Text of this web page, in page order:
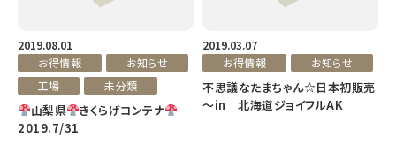
2019.08.01
お得情報
お知らせ
工場
未分類
山梨県
きくらげコンテナ
2019.7/31
2019.03.07
お得情報
お知らせ
不思議なたまちゃん☆日本初販売
～in 北海道ジョイフルAK